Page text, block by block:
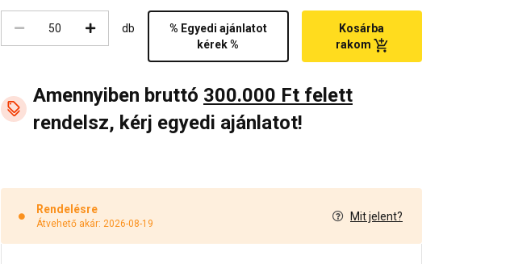
db
% Egyedi ajánlatot
kérek %
Kosárba
rakom
Amennyiben bruttó 300.000 Ft felett
rendelsz, kérj egyedi ajánlatot!
Rendelésre
Átvehető akár: 2026-08-19
Mit jelent?